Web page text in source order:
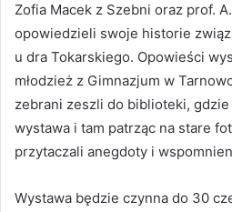
Zofia Macek z Szebni oraz prof.
opowiedzieli swoje historie
u dra Tokarskiego. Opowieści
młodzież z Gimnazjum w
zebrani zeszli do biblioteki, gdzie
wystawa i tam patrząc na stare
przytaczali anegdoty i
Wystawa będzie czynna do 30